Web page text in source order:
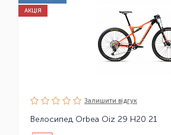
АКЦІЯ
Залишити вiдгук
Велосипед Orbea Oiz 29 H20 21